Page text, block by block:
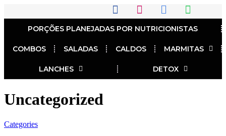
PORÇÕES PLANEJADAS POR NUTRICIONISTAS​
COMBOS SALADAS CALDOS MARMITAS
LANCHES DETOX
Uncategorized
Categories